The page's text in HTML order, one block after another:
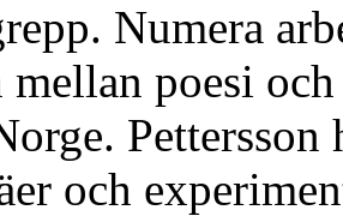
Numera
mellan poesi
och